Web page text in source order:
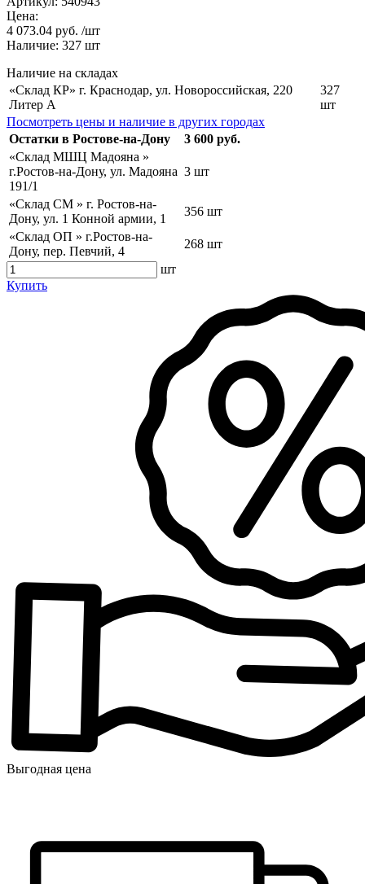
Цена:
4 073.04 руб. /шт
Наличие: 327 шт
Наличие на складах
«Склад КР» г. Краснодар, ул. Новороссийская, 220
Литер А
327
шт
Посмотреть цены и наличие в других городах
Остатки в Ростове-на-Дону
3 600 руб.
«Склад МШЦ Мадояна »
г.Ростов-на-Дону, ул. Мадояна
191/1
3 шт
«Склад СМ » г. Ростов-на-
Дону, ул. 1 Конной армии, 1
356 шт
«Склад ОП » г.Ростов-на-
Дону, пер. Певчий, 4
268 шт
шт
Купить
Выгодная цена